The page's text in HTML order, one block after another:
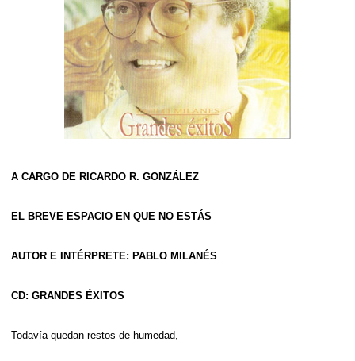
A CARGO DE RICARDO R. GONZÁLEZ
EL BREVE ESPACIO EN QUE NO ESTÁS
AUTOR E INTÉRPRETE: PABLO MILANÉS
CD: GRANDES ÉXITOS
Todavía quedan restos de humedad,